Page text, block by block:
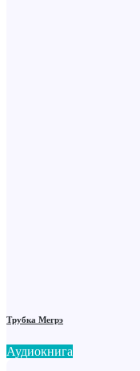
Трубка Мегрэ
Аудиокнига